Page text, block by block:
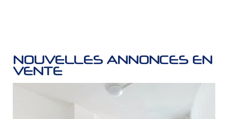
NOUVELLES ANNONCES EN
VENTE